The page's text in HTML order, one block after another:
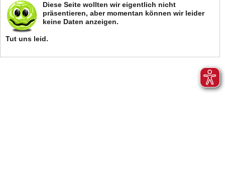
Diese Seite wollten wir eigentlich nicht
präsentieren, aber momentan können wir leider
keine Daten anzeigen.
Tut uns leid.